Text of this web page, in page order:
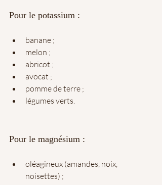
Pour le potassium :
banane ;
melon ;
abricot ;
avocat ;
pomme de terre ;
légumes verts.
Pour le magnésium :
oléagineux (amandes, noix,
noisettes) ;